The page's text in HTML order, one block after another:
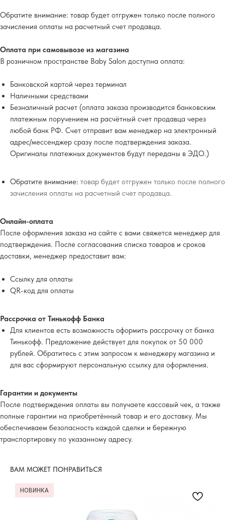
Обратите внимание: товар будет отгружен только после полного
зачисления оплаты на расчетный счет продавца.
Оплата при самовывозе из магазина
В розничном пространстве Baby Salon доступна оплата:
Банковской картой через терминал
Наличными средствами
Безналичный расчет (оплата заказа производится банковским
платежным поручением на расчётный счет продавца через
любой банк РФ. Счет отправит вам менеджер на электронный
адрес/мессенджер сразу после подтверждения заказа.
Оригиналы платежных документов будут переданы в ЭДО.)
Обратите внимание: товар будет отгружен только после полного
зачисления оплаты на расчетный счет продавца.
Онлайн-оплата
После оформления заказа на сайте с вами свяжется менеджер для
подтверждения. После согласования списка товаров и сроков
доставки, менеджер предоставит вам:
Ссылку для оплаты
QR-код для оплаты
Рассрочка от Тинькофф Банка
Для клиентов есть возможность оформить рассрочку от банка
Тинькофф. Предложение действует для покупок от 50 000
рублей. Обратитесь с этим запросом к менеджеру магазина и
для вас сформируют персональную ссылку для оформления.
Гарантии и документы
После подтверждения оплаты вы получаете кассовый чек, а также
полные гарантии на приобретённый товар и его доставку. Мы
обеспечиваем безопасность каждой сделки и бережную
транспортировку по указанному адресу.
ВАМ МОЖЕТ ПОНРАВИТЬСЯ
НОВИНКА